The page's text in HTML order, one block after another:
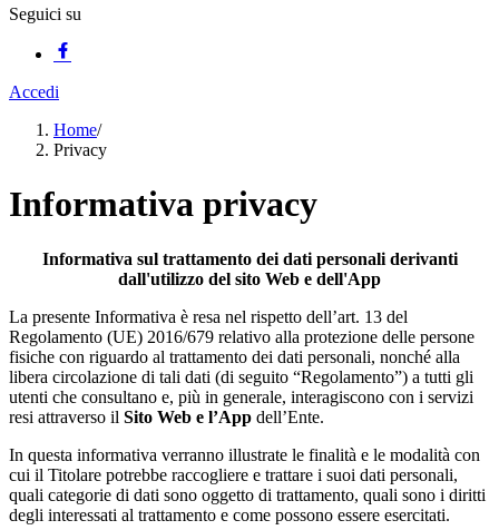
Seguici su
Accedi
Home/
Privacy
Informativa privacy
Informativa sul trattamento dei dati personali derivanti
dall'utilizzo del sito Web e dell'App
La presente Informativa è resa nel rispetto dell’art. 13 del
Regolamento (UE) 2016/679 relativo alla protezione delle persone
fisiche con riguardo al trattamento dei dati personali, nonché alla
libera circolazione di tali dati (di seguito “Regolamento”) a tutti gli
utenti che consultano e, più in generale, interagiscono con i servizi
resi attraverso il Sito Web e l’App dell’Ente.
In questa informativa verranno illustrate le finalità e le modalità con
cui il Titolare potrebbe raccogliere e trattare i suoi dati personali,
quali categorie di dati sono oggetto di trattamento, quali sono i diritti
degli interessati al trattamento e come possono essere esercitati.